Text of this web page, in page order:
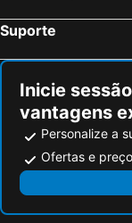
Suporte
Inicie
vantagens
Personalize a
Ofertas e